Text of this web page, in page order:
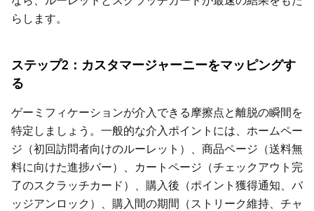
らします。
ステップ2：カスタマージャーニーをマッピングす
る
ゲーミフィケーションが介入できる摩擦点と離脱の瞬間を
特定しましょう。一般的な介入ポイントには、ホームペー
ジ（初回訪問者向けのルーレット）、商品ページ（送料無
料に向けた進捗バー）、カートページ（チェックアウト完
了のスクラッチカード）、購入後（ポイント獲得通知、バ
ッジアンロック）、購入間の期間（ストリーク維持、チャ